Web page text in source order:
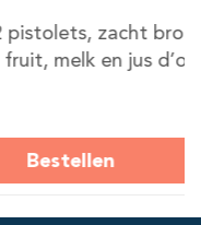
broodje,
jus d’orange